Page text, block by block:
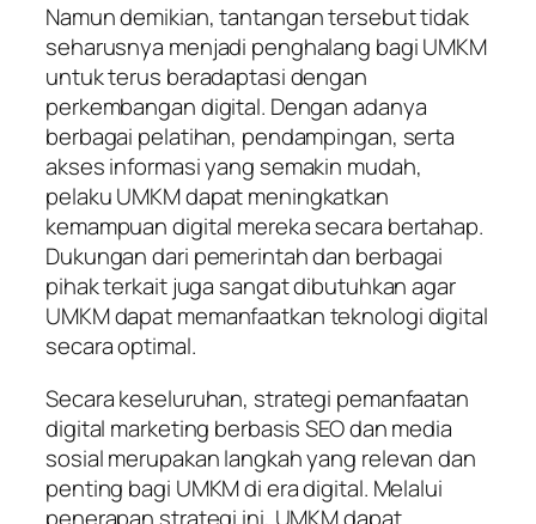
Namun demikian, tantangan tersebut tidak
seharusnya menjadi penghalang bagi UMKM
untuk terus beradaptasi dengan
perkembangan digital. Dengan adanya
berbagai pelatihan, pendampingan, serta
akses informasi yang semakin mudah,
pelaku UMKM dapat meningkatkan
kemampuan digital mereka secara bertahap.
Dukungan dari pemerintah dan berbagai
pihak terkait juga sangat dibutuhkan agar
UMKM dapat memanfaatkan teknologi digital
secara optimal.
Secara keseluruhan, strategi pemanfaatan
digital marketing berbasis SEO dan media
sosial merupakan langkah yang relevan dan
penting bagi UMKM di era digital. Melalui